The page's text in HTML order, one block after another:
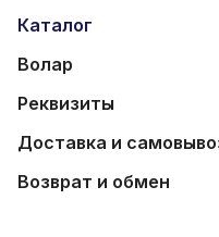
Каталог
Волар
Реквизиты
Доставка и
Возврат и обмен